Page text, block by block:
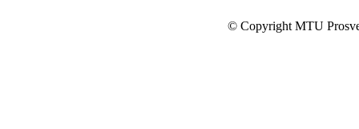
© Copyright MTU